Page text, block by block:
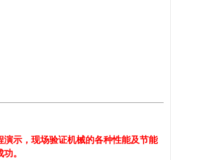
示，现场验证机械的各种性能及节能
。